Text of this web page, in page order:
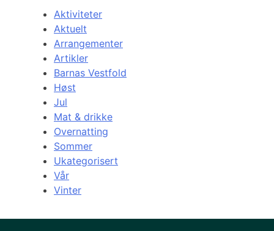
Aktiviteter
Aktuelt
Arrangementer
Artikler
Barnas Vestfold
Høst
Jul
Mat & drikke
Overnatting
Sommer
Ukategorisert
Vår
Vinter